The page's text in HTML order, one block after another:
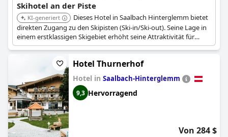
Skihotel an der Piste
KI-generiert
Dieses Hotel in Saalbach Hinterglemm bietet
direkten Zugang zu den Skipisten (Ski-in/Ski-out). Seine Lage in
einem erstklassigen Skigebiet erhöht seine Attraktivität für
Skibegeisterte.
Hotel Thurnerhof
Hotel in Saalbach-Hinterglemm
9,3 Hervorragend
Von 284 $